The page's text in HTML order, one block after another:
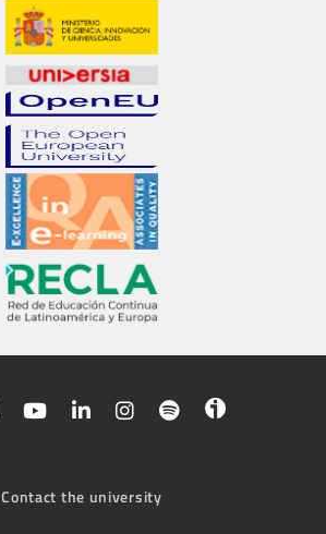
Contact the university